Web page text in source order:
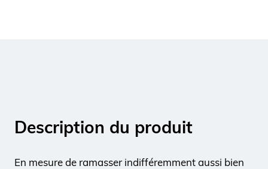
Description du produit
En mesure de ramasser indifféremment aussi bien